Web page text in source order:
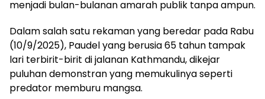
menjadi bulan-bulanan amarah publik tanpa ampun.
Dalam salah satu rekaman yang beredar pada Rabu
(10/9/2025), Paudel yang berusia 65 tahun tampak
lari terbirit-birit di jalanan Kathmandu, dikejar
puluhan demonstran yang memukulinya seperti
predator memburu mangsa.